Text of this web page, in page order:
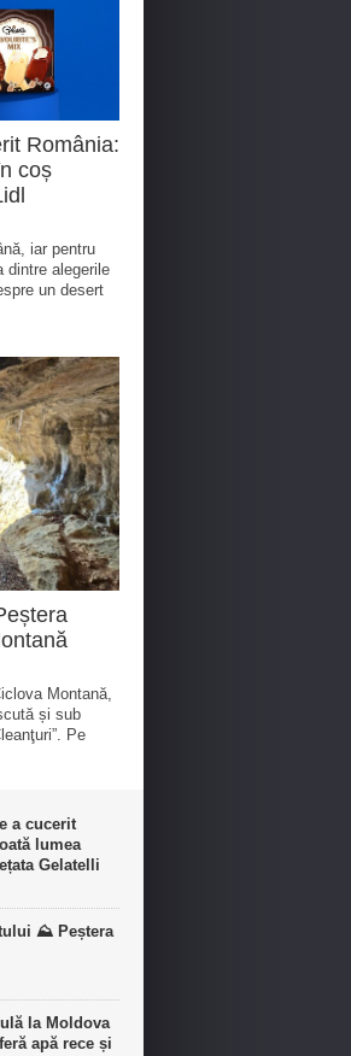
România:
coș
iar pentru
dintre alegerile
un desert
Montană,
și sub
Pe
a cucerit
lumea
Gelatelli
⛰️ Peștera
la Moldova
apă rece și